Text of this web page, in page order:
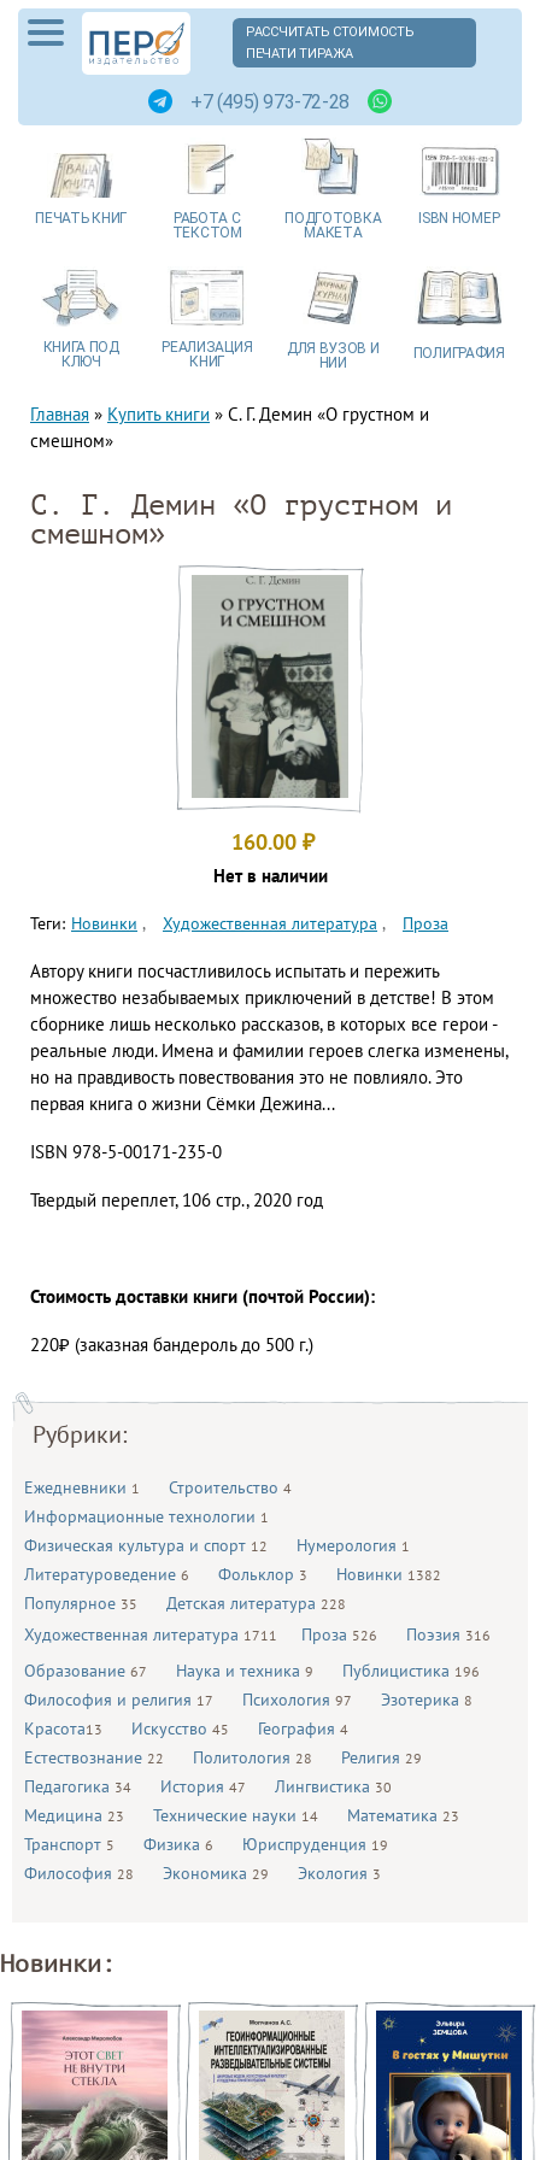
РАССЧИТАТЬ СТОИМОСТЬ
ПЕЧАТИ ТИРАЖА
+7 (495) 973-72-28
ПЕЧАТЬ КНИГ РАБОТА С
ТЕКСТОМ
ПОДГОТОВКА
МАКЕТА
ISBN НОМЕР
КНИГА ПОД
КЛЮЧ
РЕАЛИЗАЦИЯ
КНИГ
ДЛЯ ВУЗОВ И
НИИ
ПОЛИГРАФИЯ
Главная » Купить книги » С. Г. Демин «О грустном и
смешном»
Рубрики:
Ежедневники 1 Строительство 4
Информационные технологии 1
Физическая культура и спорт 12 Нумерология 1
Литературоведение 6 Фольклор 3 Новинки 1382
Популярное 35 Детская литература 228
Художественная литература 1711 Проза 526 Поэзия 316
Образование 67 Наука и техника 9 Публицистика 196
Философия и религия 17 Психология 97 Эзотерика 8
Красота13 Искусство 45 География 4
Естествознание 22 Политология 28 Религия 29
Педагогика 34 История 47 Лингвистика 30
Медицина 23 Технические науки 14 Математика 23
Транспорт 5 Физика 6 Юриспруденция 19
Философия 28 Экономика 29 Экология 3
С. Г. Демин «О грустном и
смешном»
160.00 ₽
Нет в наличии
Теги: Новинки Художественная литература Проза
Автору книги посчастливилось испытать и пережить
множество незабываемых приключений в детстве! В этом
сборнике лишь несколько рассказов, в которых все герои -
реальные люди. Имена и фамилии героев слегка изменены,
но на правдивость повествования это не повлияло. Это
первая книга о жизни Сёмки Дежина...
ISBN 978-5-00171-235-0
Твердый переплет, 106 стр., 2020 год
Стоимость доставки книги (почтой России):
220₽ (заказная бандероль до 500 г.)
Новинки: